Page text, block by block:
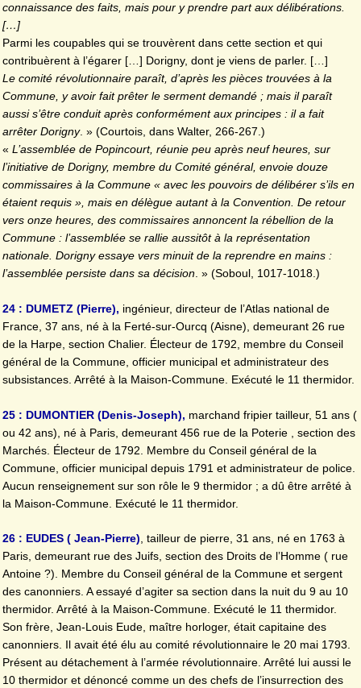
connaissance des faits, mais pour y prendre part aux délibérations.
[…]
Parmi les coupables qui se trouvèrent dans cette section et qui
contribuèrent à l’égarer […] Dorigny, dont je viens de parler. […]
Le comité révolutionnaire paraît, d’après les pièces trouvées à la
Commune, y avoir fait prêter le serment demandé ; mais il paraît
aussi s’être conduit après conformément aux principes : il a fait
arrêter Dorigny. » (Courtois, dans Walter, 266-267.)
« L’assemblée de Popincourt, réunie peu après neuf heures, sur
l’initiative de Dorigny, membre du Comité général, envoie douze
commissaires à la Commune « avec les pouvoirs de délibérer s’ils en
étaient requis », mais en délègue autant à la Convention. De retour
vers onze heures, des commissaires annoncent la rébellion de la
Commune : l’assemblée se rallie aussitôt à la représentation
nationale. Dorigny essaye vers minuit de la reprendre en mains :
l’assemblée persiste dans sa décision. » (Soboul, 1017-1018.)
24 : DUMETZ (Pierre), ingénieur, directeur de l’Atlas national de
France, 37 ans, né à la Ferté-sur-Ourcq (Aisne), demeurant 26 rue
de la Harpe, section Chalier. Électeur de 1792, membre du Conseil
général de la Commune, officier municipal et administrateur des
subsistances. Arrêté à la Maison-Commune. Exécuté le 11 thermidor.
25 : DUMONTIER (Denis-Joseph), marchand fripier tailleur, 51 ans (
ou 42 ans), né à Paris, demeurant 456 rue de la Poterie , section des
Marchés. Électeur de 1792. Membre du Conseil général de la
Commune, officier municipal depuis 1791 et administrateur de police.
Aucun renseignement sur son rôle le 9 thermidor ; a dû être arrêté à
la Maison-Commune. Exécuté le 11 thermidor.
26 : EUDES ( Jean-Pierre) , tailleur de pierre, 31 ans, né en 1763 à
Paris, demeurant rue des Juifs, section des Droits de l’Homme ( rue
Antoine ?). Membre du Conseil général de la Commune et sergent
des canonniers. A essayé d’agiter sa section dans la nuit du 9 au 10
thermidor. Arrêté à la Maison-Commune. Exécuté le 11 thermidor.
Son frère, Jean-Louis Eude, maître horloger, était capitaine des
canonniers. Il avait été élu au comité révolutionnaire le 20 mai 1793.
Présent au détachement à l’armée révolutionnaire. Arrêté lui aussi le
10 thermidor et dénoncé comme un des chefs de l’insurrection des